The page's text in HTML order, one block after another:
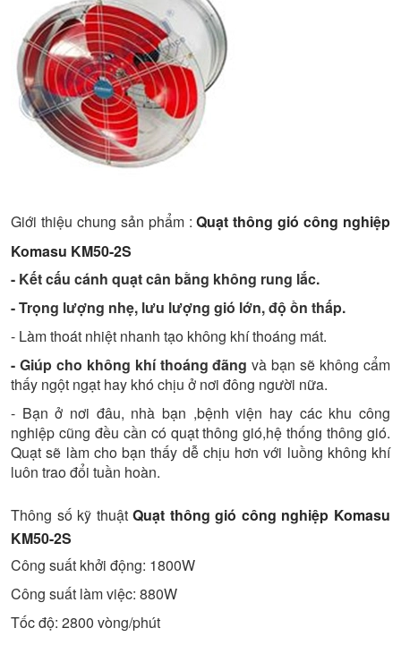
Giới thiệu chung sản phẩm :Quạt thông gió công nghiệp
Komasu KM50-2S
- Kết cấu cánh quạt cân bằng không rung lắc.
- Trọng lượng nhẹ, lưu lượng gió lớn, độ ồn thấp.
- Làm thoát nhiệt nhanh tạo không khí thoáng mát.
- Giúp cho không khí thoáng đãng và bạn sẽ không cẩm
thấy ngột ngạt hay khó chịu ở nơi đông người nữa.
- Bạn ở nơi đâu, nhà bạn ,bệnh viện hay các khu công
nghiệp cũng đều cần có quạt thông gió,hệ thống thông gió.
Quạt sẽ làm cho bạn thấy dễ chịu hơn với luồng không khí
luôn trao đổi tuần hoàn.
Thông số kỹ thuậtQuạt thông gió công nghiệp Komasu
KM50-2S
Công suất khởi động: 1800W
Công suất làm việc: 880W
Tốc độ: 2800 vòng/phút